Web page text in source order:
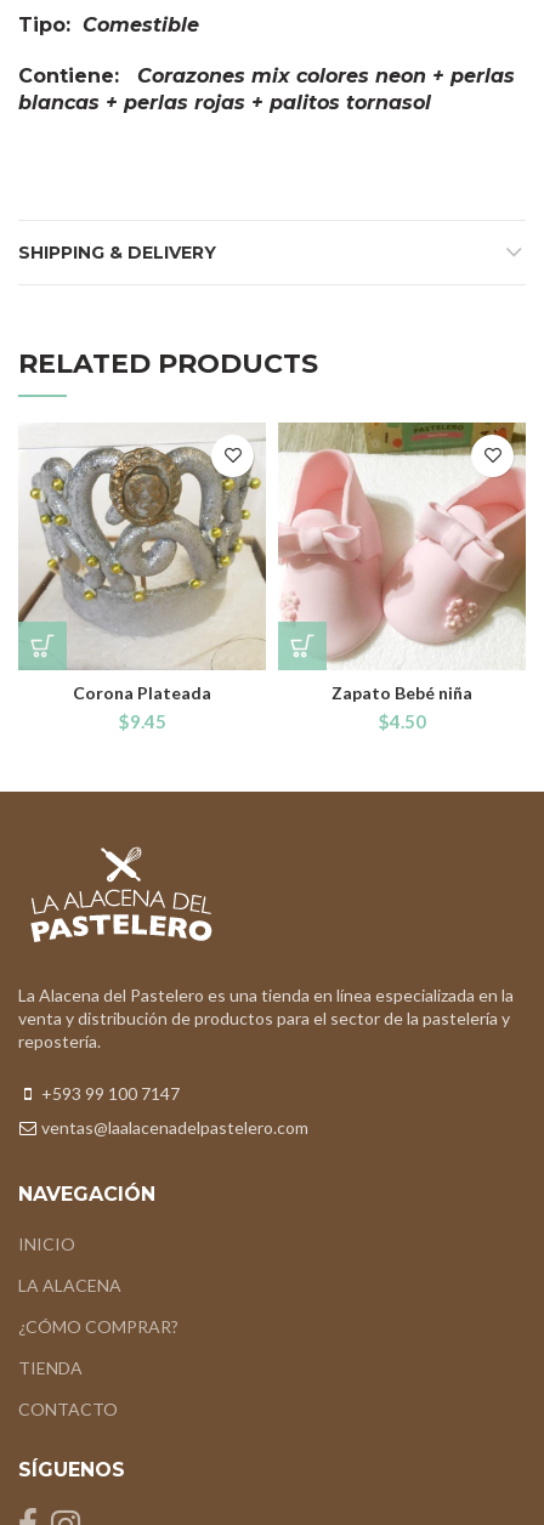
Tipo: Comestible
Contiene:
Corazones mix colores neon + perlas
blancas + perlas rojas + palitos tornasol
SHIPPING & DELIVERY
RELATED PRODUCTS
Corona Plateada
$9.45
Zapato Bebé niña
$4.50
La Alacena del Pastelero es una tienda en línea especializada en la
venta y distribución de productos para el sector de la pastelería y
repostería.
+593 99 100 7147
ventas@laalacenadelpastelero.com
NAVEGACIÓN
INICIO
LA ALACENA
¿CÓMO COMPRAR?
TIENDA
CONTACTO
SÍGUENOS